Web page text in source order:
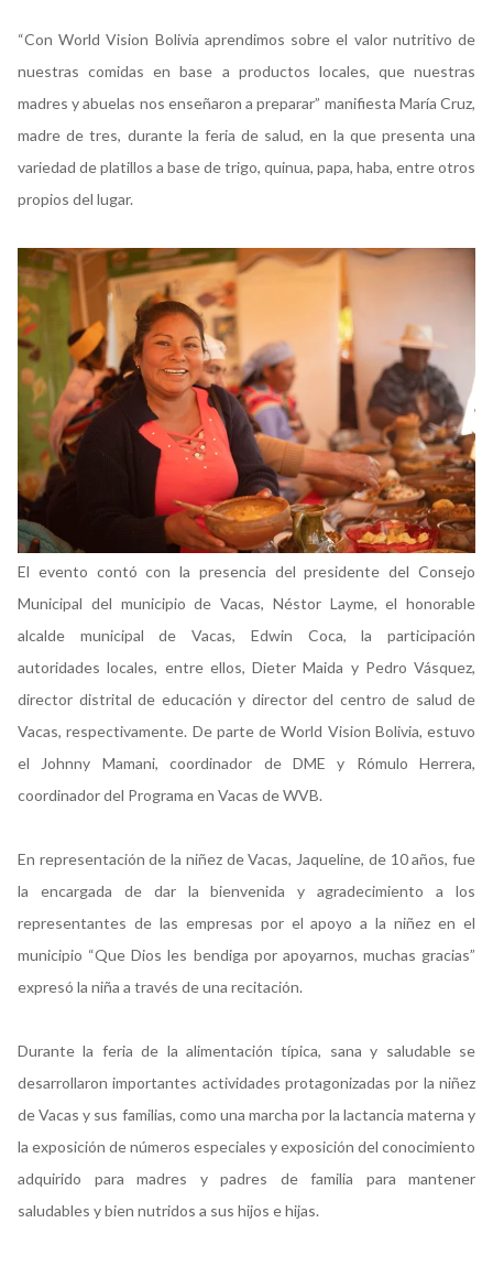
“Con World Vision Bolivia aprendimos sobre el valor nutritivo de
nuestras comidas en base a productos locales, que nuestras
madres y abuelas nos enseñaron a preparar” manifiesta María Cruz,
madre de tres, durante la feria de salud, en la que presenta una
variedad de platillos a base de trigo, quinua, papa, haba, entre otros
propios del lugar.
El evento contó con la presencia del presidente del Consejo
Municipal del municipio de Vacas, Néstor Layme, el honorable
alcalde municipal de Vacas, Edwin Coca, la participación
autoridades locales, entre ellos, Dieter Maida y Pedro Vásquez,
director distrital de educación y director del centro de salud de
Vacas, respectivamente. De parte de World Vision Bolivia, estuvo
el Johnny Mamani, coordinador de DME y Rómulo Herrera,
coordinador del Programa en Vacas de WVB.
En representación de la niñez de Vacas, Jaqueline, de 10 años, fue
la encargada de dar la bienvenida y agradecimiento a los
representantes de las empresas por el apoyo a la niñez en el
municipio “Que Dios les bendiga por apoyarnos, muchas gracias”
expresó la niña a través de una recitación.
Durante la feria de la alimentación típica, sana y saludable se
desarrollaron importantes actividades protagonizadas por la niñez
de Vacas y sus familias, como una marcha por la lactancia materna y
la exposición de números especiales y exposición del conocimiento
adquirido para madres y padres de familia para mantener
saludables y bien nutridos a sus hijos e hijas.